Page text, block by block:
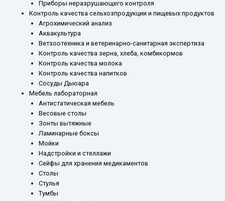
Приборы неразрушающего контроля
Контроль качества сельхозпродукции и пищевых продуктов
Агрохимический анализ
Аквакультура
Ветзоотехника и ветеринарно-санитарная экспертиза
Контроль качества зерна, хлеба, комбикормов
Контроль качества молока
Контроль качества напитков
Сосуды Дьюара
Мебель лабораторная
Антистатическая мебель
Весовые столы
Зонты вытяжные
Ламинарные боксы
Мойки
Надстройки и стеллажи
Сейфы для хранения медикаментов
Столы
Стулья
Тумбы